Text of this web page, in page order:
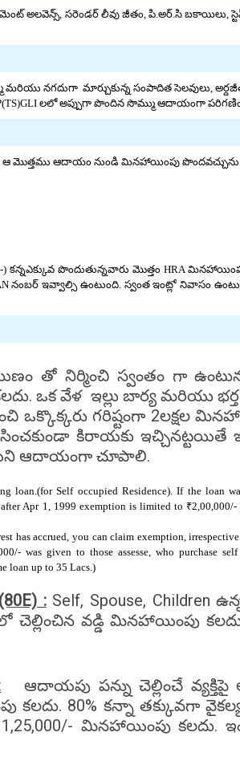
అలవెన్స్, సరెండర్ లీవు జీతం, పి.అర్.సి బకాయిలు,
నగదుగా మార్చుకున్న సంపాదిత సెలవులు,
లలో అప్పుగా పొందిన సొమ్ము ఆదాయంగా
ఆ మొత్తము ఆదాయం నుండి మినహాయింపు
) కన్నఎక్కువ పొందుతున్నవారు మొత్తం HRA
నంబర్ ఇవ్వాల్సి ఉంటుంది. స్వంత ఇంట్లో నివాసం
తో నిర్మించి స్వంతం గా
ఒక వేళ ఇల్లు బార్య మరియు
గరిష్టంగా 2లక్షల
కిరాయకు ఇచ్చినట్టయితే
ఆదాయంగా చూపాలి.
loan.(for Self occupied Residence). If the loan
Apr 1, 1999 exemption is limited to
has accrued, you can claim exemption,
was given to those assesse, who purchase
home loan up to 35 Lacs.)
: Self, Spouse, Children
చెల్లించిన వడ్డి మినహాయింపు
ఆదాయపు పన్ను చెల్లించే
కలదు. 80% కన్నా తక్కువగా
మినహాయింపు కలదు.